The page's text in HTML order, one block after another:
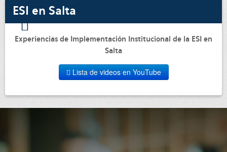
ESI en Salta
Experiencias de Implementación Institucional de la ESI en
Salta
Lista de videos en YouTube